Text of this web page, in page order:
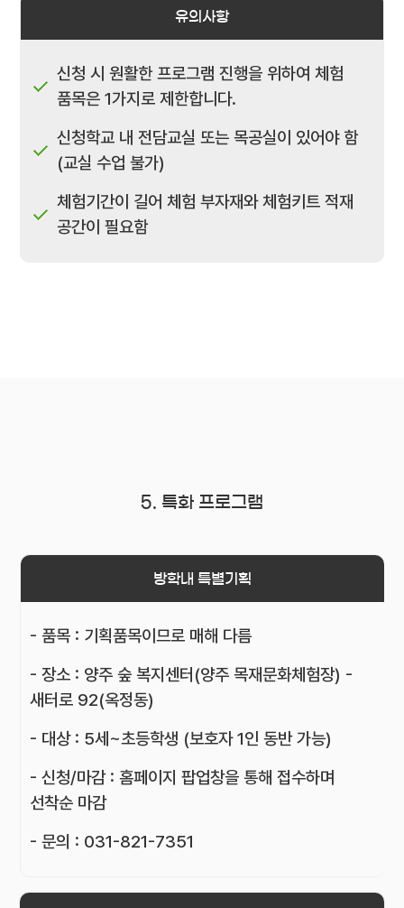
유의사항
신청 시 원활한 프로그램 진행을 위하여 체험
품목은 1가지로 제한합니다.
신청학교 내 전담교실 또는 목공실이 있어야 함
(교실 수업 불가)
체험기간이 길어 체험 부자재와 체험키트 적재
공간이 필요함
5. 특화 프로그램
방학내 특별기획
- 품목 : 기획품목이므로 매해 다름
- 장소 : 양주 숲 복지센터(양주 목재문화체험장) -
새터로 92(옥정동)
- 대상 : 5세~초등학생 (보호자 1인 동반 가능)
- 신청/마감 : 홈페이지 팝업창을 통해 접수하며
선착순 마감
- 문의 : 031-821-7351